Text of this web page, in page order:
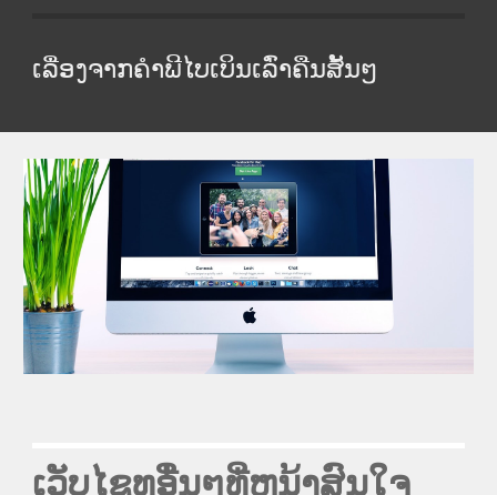
ເລື່ອງຈາກຄໍາພີໄບເບິນເລົ່າຄືນສັ້ນໆ
ເວັບໄຊທອື່ນໆທີ່ຫນ້າສົນໃຈ